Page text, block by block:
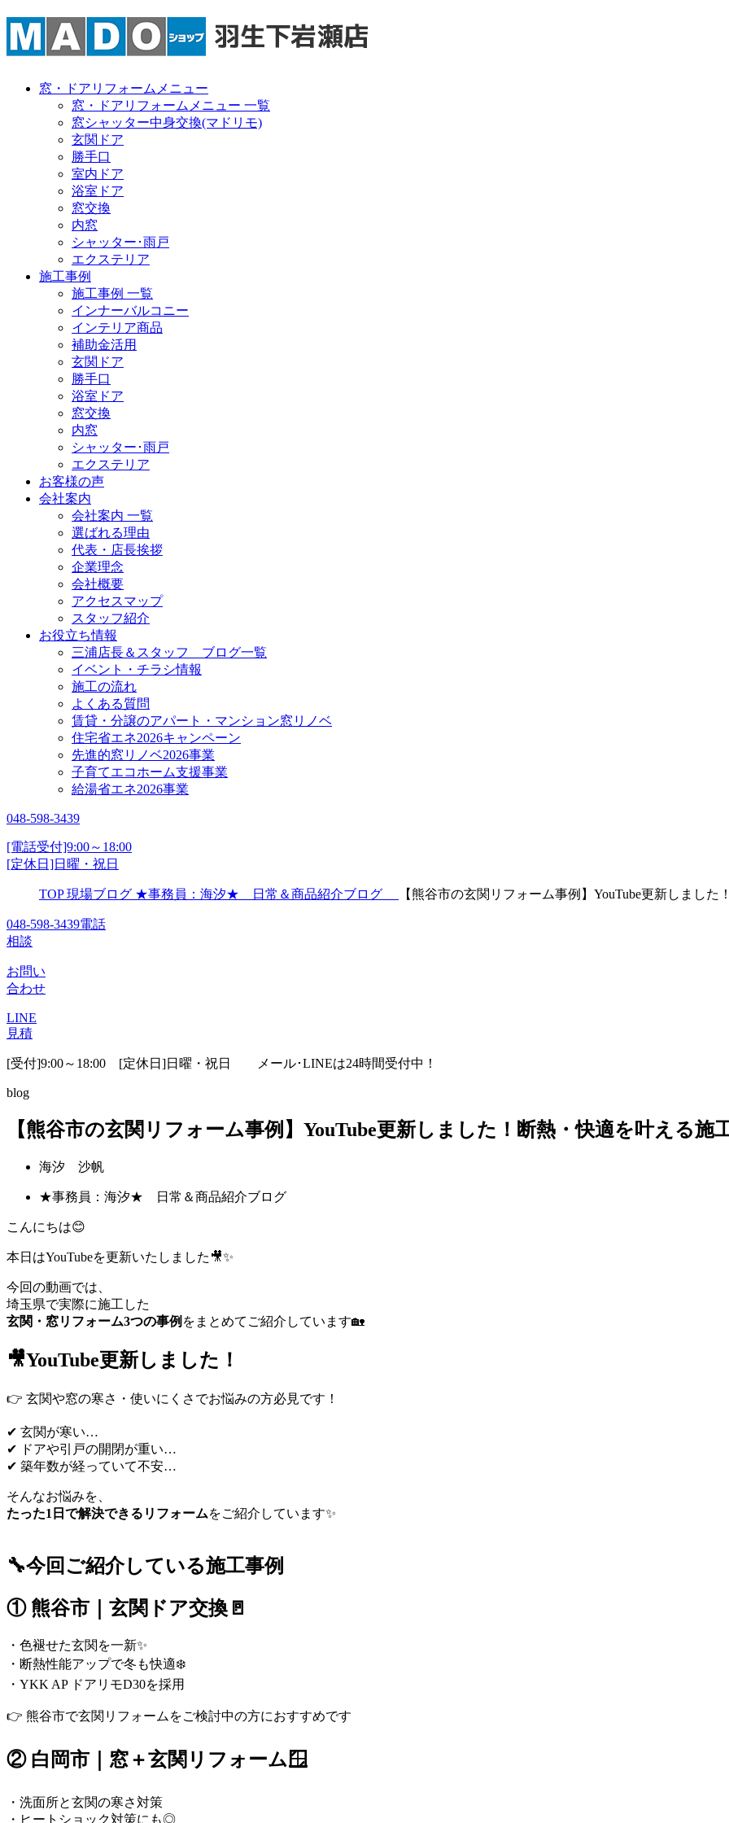
窓・ドアリフォームメニュー
窓・ドアリフォームメニュー 一覧
窓シャッター中身交換(マドリモ)
玄関ドア
勝手口
室内ドア
浴室ドア
窓交換
内窓
シャッター･雨戸
エクステリア
施工事例
施工事例 一覧
インナーバルコニー
インテリア商品
補助金活用
玄関ドア
勝手口
浴室ドア
窓交換
内窓
シャッター･雨戸
エクステリア
お客様の声
会社案内
会社案内 一覧
選ばれる理由
代表・店長挨拶
企業理念
会社概要
アクセスマップ
スタッフ紹介
お役立ち情報
三浦店長＆スタッフ ブログ一覧
イベント・チラシ情報
施工の流れ
よくある質問
賃貸・分譲のアパート・マンション窓リノベ
住宅省エネ2026キャンペーン
先進的窓リノベ2026事業
子育てエコホーム支援事業
給湯省エネ2026事業
048-598-3439
[電話受付]9:00～18:00
[定休日]日曜・祝日
TOP 現場ブログ ★事務員：海汐★ 日常＆商品紹介ブログ 【熊谷市の玄関リフォーム事例】YouTube更新しました
048-598-3439電話
相談
お問い
合わせ
LINE
見積
[受付]9:00～18:00 [定休日]日曜・祝日 メール･LINEは24時間受付中！
blog
【熊谷市の玄関リフォーム事例】YouTube更新しました！断熱・快適を叶える施
海汐 沙帆
★事務員：海汐★ 日常＆商品紹介ブログ
こんにちは😊
本日はYouTubeを更新いたしました🎥✨
今回の動画では、
埼玉県で実際に施工した
玄関・窓リフォーム3つの事例 をまとめてご紹介しています🏡
🎥YouTube更新しました！
👉 玄関や窓の寒さ・使いにくさでお悩みの方必見です！
✔ 玄関が寒い…
✔ ドアや引戸の開閉が重い…
✔ 築年数が経っていて不安…
そんなお悩みを、
たった1日で解決できるリフォームをご紹介しています✨
🔧今回ご紹介している施工事例
① 熊谷市｜玄関ドア交換🚪
・色褪せた玄関を一新✨
・断熱性能アップで冬も快適❄️
・YKK AP ドアリモD30を採用
👉 熊谷市で玄関リフォームをご検討中の方におすすめです
② 白岡市｜窓＋玄関リフォーム🪟
・洗面所と玄関の寒さ対策
・ヒートショック対策にも◎